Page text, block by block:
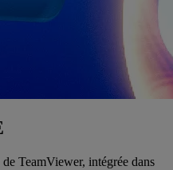
TeamViewer, intégrée dans